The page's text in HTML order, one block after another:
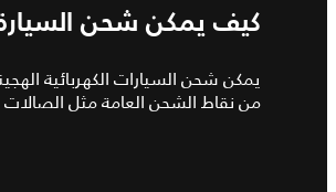
كيف يمكن شحن السيارة
يمكن شحن السيارات الكهربائية
من نقاط الشحن العامة مثل